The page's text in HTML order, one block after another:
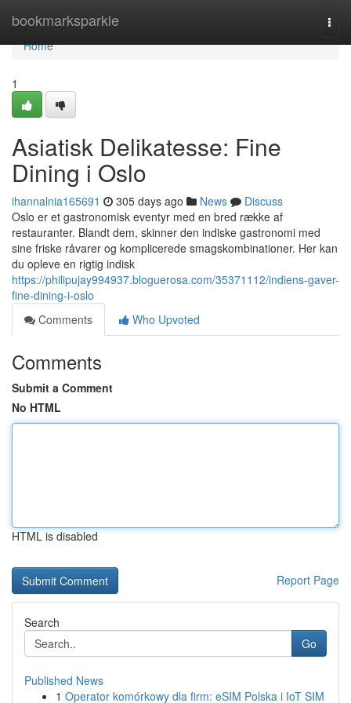
bookmarksparkle
Home
Home
1
Asiatisk Delikatesse: Fine
Dining i Oslo
ihannalnia165691 305 days ago News
Discuss
Oslo er et gastronomisk eventyr med en bred række af
restauranter. Blandt dem, skinner den indiske gastronomi med
sine friske råvarer og komplicerede smagskombinationer. Her kan
du opleve en rigtig indisk
https://philipujay994937.bloguerosa.com/35371112/indiens-gaver-
fine-dining-i-oslo
Comments
Who Upvoted
Comments
Submit a Comment
No HTML
HTML is disabled
Report Page
Search
Go
Published News
1 Operator komórkowy dla firm: eSIM Polska i IoT SIM